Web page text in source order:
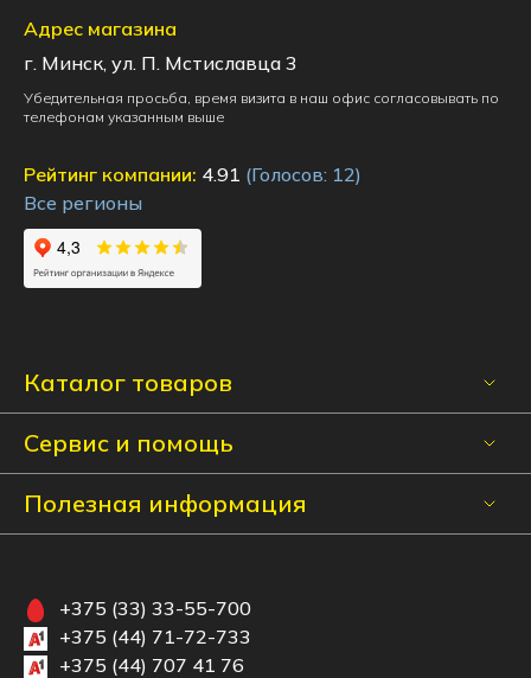
Каталог товаров
Сервис и помощь
Полезная информация
Адрес магазина
г. Минск, ул. П. Мстиславца 3
Убедительная просьба, время визита в наш офис согласовывать по
телефонам указанным выше
Рейтинг компании: 4.91 (Голосов: 12)
Все регионы
+375 (33) 33-55-700
+375 (44) 71-72-733
+375 (44) 707 41 76